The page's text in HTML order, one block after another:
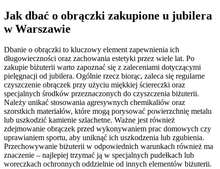
Jak dbać o obrączki zakupione u jubilera
w Warszawie
Dbanie o obrączki to kluczowy element zapewnienia ich
długowieczności oraz zachowania estetyki przez wiele lat. Po
zakupie biżuterii warto zapoznać się z zaleceniami dotyczącymi
pielęgnacji od jubilera. Ogólnie rzecz biorąc, zaleca się regularne
czyszczenie obrączek przy użyciu miękkiej ściereczki oraz
specjalnych środków przeznaczonych do czyszczenia biżuterii.
Należy unikać stosowania agresywnych chemikaliów oraz
szorstkich materiałów, które mogą porysować powierzchnię metalu
lub uszkodzić kamienie szlachetne. Ważne jest również
zdejmowanie obrączek przed wykonywaniem prac domowych czy
uprawianiem sportu, aby uniknąć ich uszkodzenia lub zgubienia.
Przechowywanie biżuterii w odpowiednich warunkach również ma
znaczenie – najlepiej trzymać ją w specjalnych pudełkach lub
woreczkach ochronnych oddzielnie od innych elementów biżuterii.